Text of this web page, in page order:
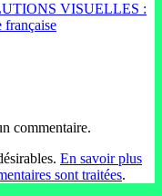
VISUELLES :
française
commentaire.
En savoir plus
sont traitées.